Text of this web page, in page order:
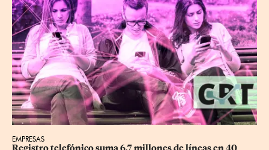
EMPRESAS